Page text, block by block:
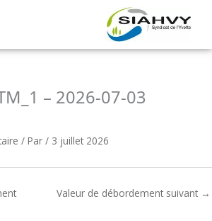
– 2026-07-03
/ Par / 3 juillet 2026
Valeur de débordement suivant →